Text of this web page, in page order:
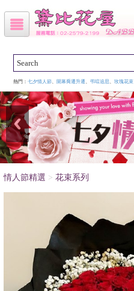
熱門：七夕情人節、 開幕喬遷升遷 、弔唁追思、玫瑰花束
情人節精選 > 花束系列